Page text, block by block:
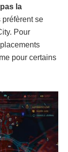
la
préfèrent se
Pour
pour certains